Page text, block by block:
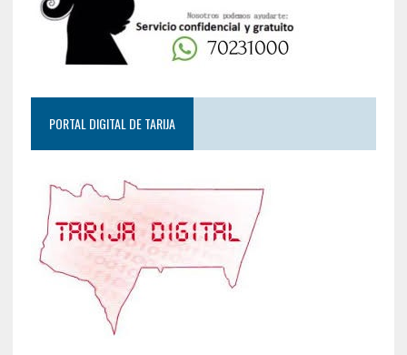
PORTAL DIGITAL DE TARIJA